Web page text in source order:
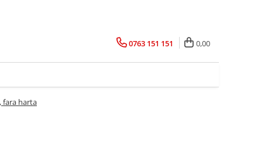
0763 151 151 0,00
fara harta